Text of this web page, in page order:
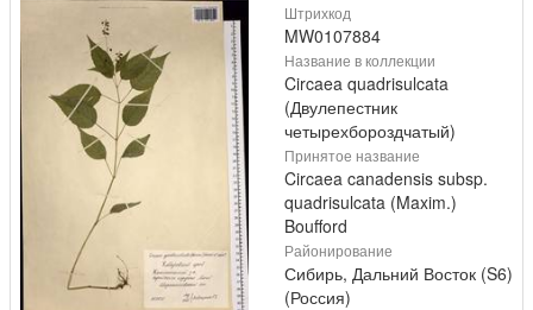
Штрихкод
MW0107884
Название в коллекции
Circaea quadrisulcata
(Двулепестник
четырехбороздчатый)
Принятое название
Circaea canadensis subsp.
quadrisulcata (Maxim.)
Boufford
Районирование
Сибирь, Дальний Восток (S6)
(Россия)